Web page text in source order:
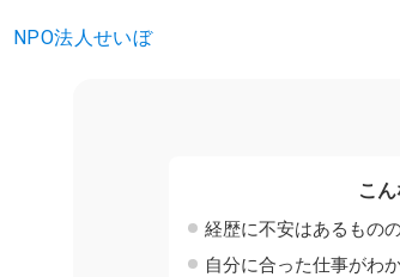
NPO法人せいぼ
こ
経歴に不安はあるもの
自分に合った仕事がわ